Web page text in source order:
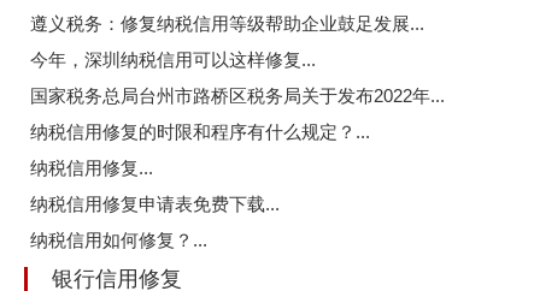
遵义税务：修复纳税信用等级帮助企业鼓足发展...
今年，深圳纳税信用可以这样修复...
国家税务总局台州市路桥区税务局关于发布2022年...
纳税信用修复的时限和程序有什么规定？...
纳税信用修复...
纳税信用修复申请表免费下载...
纳税信用如何修复？...
银行信用修复